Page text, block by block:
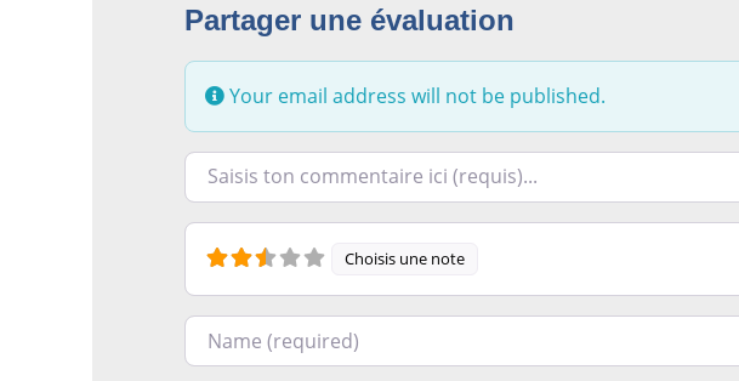
Partager une évaluation
Your email address will not be published.
Racontez-nous ce que vous avez le plus et le moins aimé
Choisis une note
Nom